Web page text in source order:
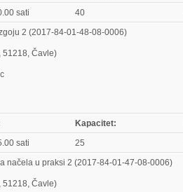
sati 40
2 (2017-84-01-48-08-0006)
51218, Čavle)
Kapacitet:
sati 25
načela u praksi 2 (2017-84-01-47-08-0006)
51218, Čavle)